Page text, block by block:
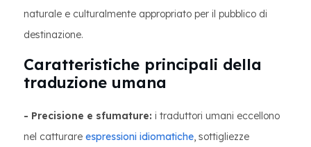
naturale e culturalmente appropriato per il pubblico di
destinazione.
Caratteristiche principali della
traduzione umana
- Precisione e sfumature: i traduttori umani eccellono
nel catturare espressioni idiomatiche, sottigliezze